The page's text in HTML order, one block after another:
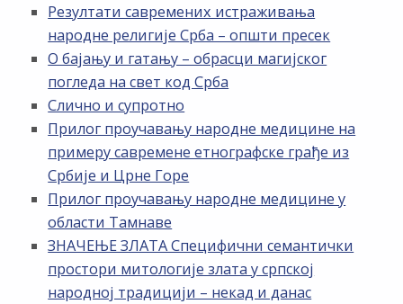
Резултати савремених истраживања
народне религије Срба – општи пресек
О бајању и гатању – обрасци магијског
погледа на свет код Срба
Слично и супротно
Прилог проучавању народне медицине на
примеру савремене етнографске грађе из
Србије и Црне Горе
Прилог проучавању народне медицине у
области Тамнаве
ЗНАЧЕЊЕ ЗЛАТА Специфични семантички
простори митологије злата у српској
народној традицији – некад и данас